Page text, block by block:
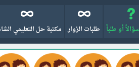
أو طلباً طلبات الزوار مكتبة حل التعليمي